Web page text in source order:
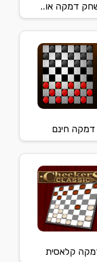
דמקה או..
דמקה חינם
קלאסית